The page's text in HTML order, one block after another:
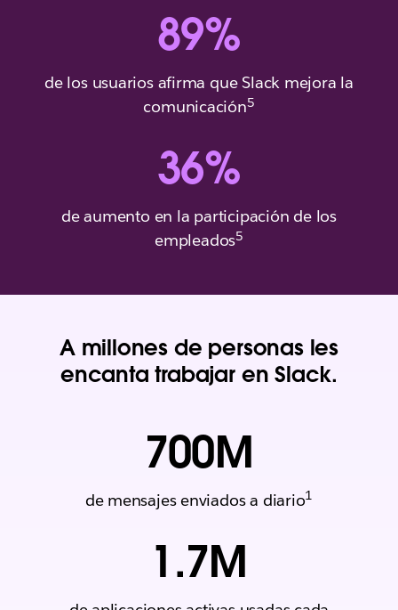
89%
de los usuarios afirma que Slack mejora la
comunicación5
36%
de aumento en la participación de los
empleados5
A millones de personas les
encanta trabajar en Slack.
700M
de mensajes enviados a diario1
1.7M